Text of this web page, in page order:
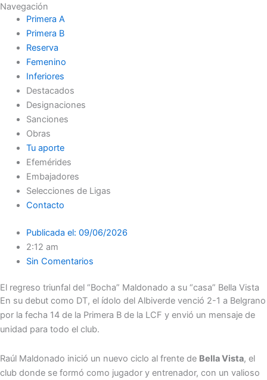
Navegación
Primera A
Primera B
Reserva
Femenino
Inferiores
Destacados
Designaciones
Sanciones
Obras
Tu aporte
Efemérides
Embajadores
Selecciones de Ligas
Contacto
Publicada el: 09/06/2026
2:12 am
Sin Comentarios
El regreso triunfal del “Bocha” Maldonado a su “casa” Bella Vista
En su debut como DT, el ídolo del Albiverde venció 2-1 a Belgrano
por la fecha 14 de la Primera B de la LCF y envió un mensaje de
unidad para todo el club.
Raúl Maldonado inició un nuevo ciclo al frente de Bella Vista, el
club donde se formó como jugador y entrenador, con un valioso